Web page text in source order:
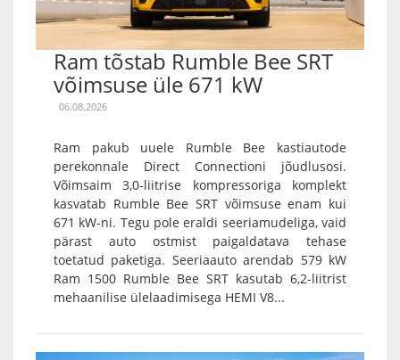
Ram tõstab Rumble Bee SRT
võimsuse üle 671 kW
06.08.2026
Ram pakub uuele Rumble Bee kastiautode
perekonnale Direct Connectioni jõudlusosi.
Võimsaim 3,0-liitrise kompressoriga komplekt
kasvatab Rumble Bee SRT võimsuse enam kui
671 kW-ni. Tegu pole eraldi seeriamudeliga, vaid
pärast auto ostmist paigaldatava tehase
toetatud paketiga. Seeriaauto arendab 579 kW
Ram 1500 Rumble Bee SRT kasutab 6,2-liitrist
mehaanilise ülelaadimisega HEMI V8...